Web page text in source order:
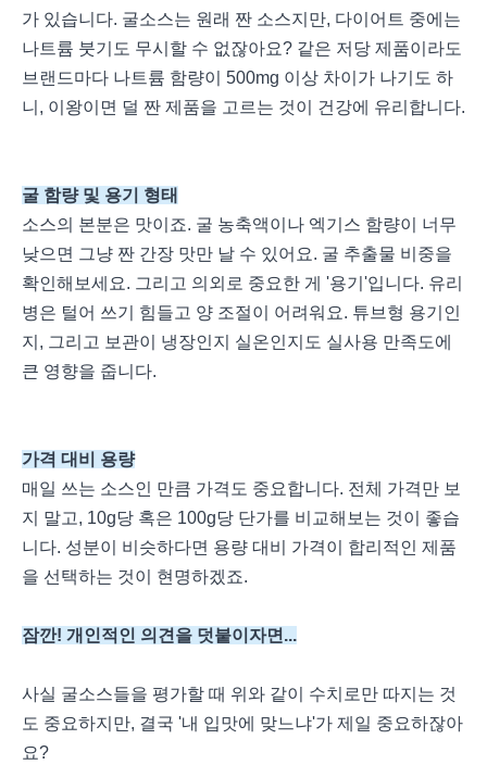
가 있습니다. 굴소스는 원래 짠 소스지만, 다이어트 중에는
나트륨 붓기도 무시할 수 없잖아요? 같은 저당 제품이라도
브랜드마다 나트륨 함량이 500mg 이상 차이가 나기도 하
니, 이왕이면 덜 짠 제품을 고르는 것이 건강에 유리합니다.
굴 함량 및 용기 형태
소스의 본분은 맛이죠. 굴 농축액이나 엑기스 함량이 너무
낮으면 그냥 짠 간장 맛만 날 수 있어요. 굴 추출물 비중을
확인해보세요. 그리고 의외로 중요한 게 '용기'입니다. 유리
병은 털어 쓰기 힘들고 양 조절이 어려워요. 튜브형 용기인
지, 그리고 보관이 냉장인지 실온인지도 실사용 만족도에
큰 영향을 줍니다.
가격 대비 용량
매일 쓰는 소스인 만큼 가격도 중요합니다. 전체 가격만 보
지 말고, 10g당 혹은 100g당 단가를 비교해보는 것이 좋습
니다. 성분이 비슷하다면 용량 대비 가격이 합리적인 제품
을 선택하는 것이 현명하겠죠.
잠깐! 개인적인 의견을 덧붙이자면...
사실 굴소스들을 평가할 때 위와 같이 수치로만 따지는 것
도 중요하지만, 결국 '내 입맛에 맞느냐'가 제일 중요하잖아
요?